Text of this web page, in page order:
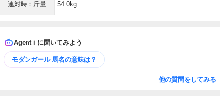
連対時：斤量 54.0kg
Agent i に聞いてみよう
モダンガール 馬名の意味は？
他の質問をしてみる